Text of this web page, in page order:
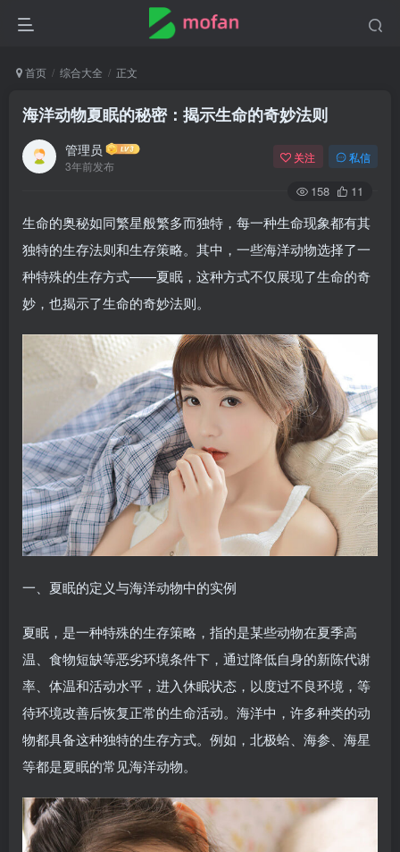
首页 综合大全 正文
海洋动物夏眠的秘密：揭示生命的奇妙法则
管理员
3年前发布
关注 私信
158 11
生命的奥秘如同繁星般繁多而独特，每一种生命现象都有其
独特的生存法则和生存策略。其中，一些海洋动物选择了一
种特殊的生存方式——夏眠，这种方式不仅展现了生命的奇
妙，也揭示了生命的奇妙法则。
一、夏眠的定义与海洋动物中的实例
夏眠，是一种特殊的生存策略，指的是某些动物在夏季高
温、食物短缺等恶劣环境条件下，通过降低自身的新陈代谢
率、体温和活动水平，进入休眠状态，以度过不良环境，等
待环境改善后恢复正常的生命活动。海洋中，许多种类的动
物都具备这种独特的生存方式。例如，北极蛤、海参、海星
等都是夏眠的常见海洋动物。